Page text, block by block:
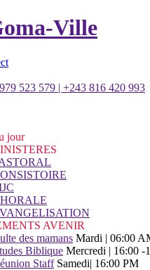
523 579 | +243 816 420 993
jour
AVENIR
des mamans Mardi | 06:00
Biblique Mercredi | 16:00 -
Staff Samedi| 16:00 PM